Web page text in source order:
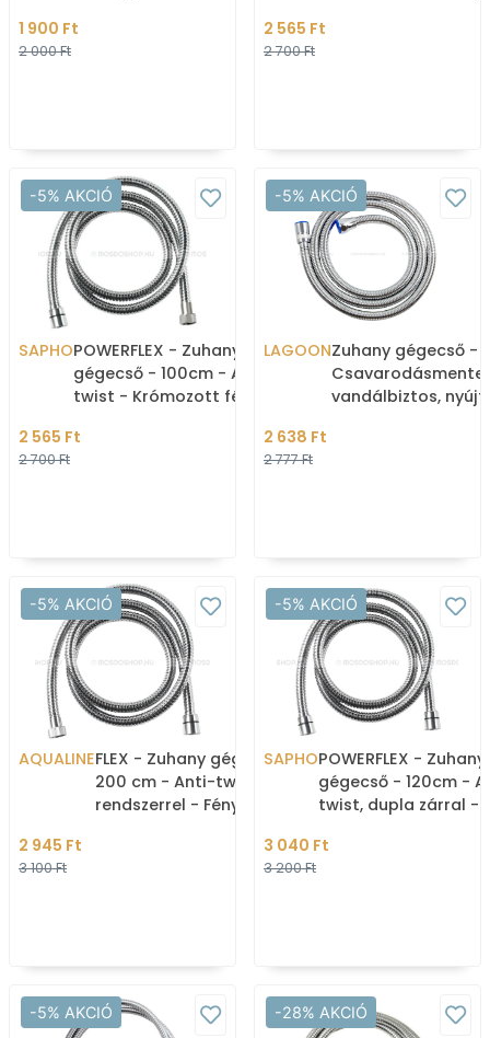
1 900 Ft
2 000 Ft
2 565 Ft
2 700 Ft
-5% AKCIÓ
SAPHOPOWERFLEX - Zuhany
gégecső - 100cm - Anti-
twist - Krómozott fém
2 565 Ft
2 700 Ft
-5% AKCIÓ
LAGOONZuhany gégecső -
vandálbiztos,
2 638 Ft
2 777 Ft
-5% AKCIÓ
AQUALINEFLEX - Zuhany gégecső -
200 cm - Anti-twist
rendszerrel - Fényes
2 945 Ft
3 100 Ft
-5% AKCIÓ
SAPHOPOWERFLEX - Zuhany
gégecső - 120cm -
twist, dupla zárral -
3 040 Ft
3 200 Ft
-5% AKCIÓ -28% AKCIÓ